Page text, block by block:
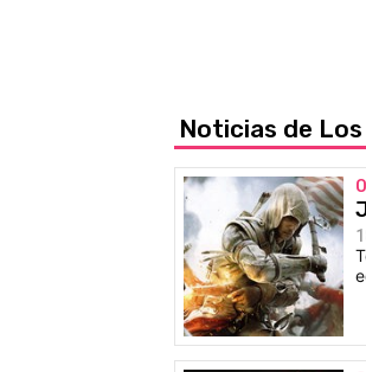
Noticias de